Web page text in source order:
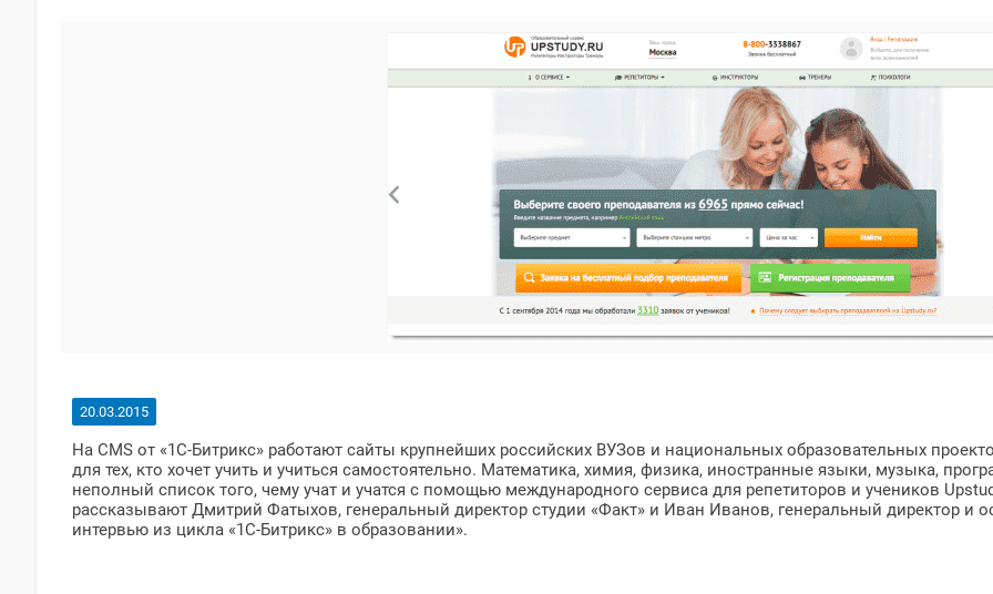
20.03.2015
На CMS от «1С-Битрикс» работают сайты крупнейших российских ВУЗов и национальных образовательных
для тех, кто хочет учить и учиться самостоятельно. Математика, химия, физика, иностранные языки, музыка,
неполный список того, чему учат и учатся с помощью международного сервиса для репетиторов и учеников
рассказывают Дмитрий Фатыхов, генеральный директор студии «Факт» и Иван Иванов, генеральный директор и
интервью из цикла «1С-Битрикс» в образовании».